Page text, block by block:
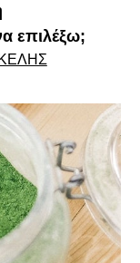
επιλέξω;